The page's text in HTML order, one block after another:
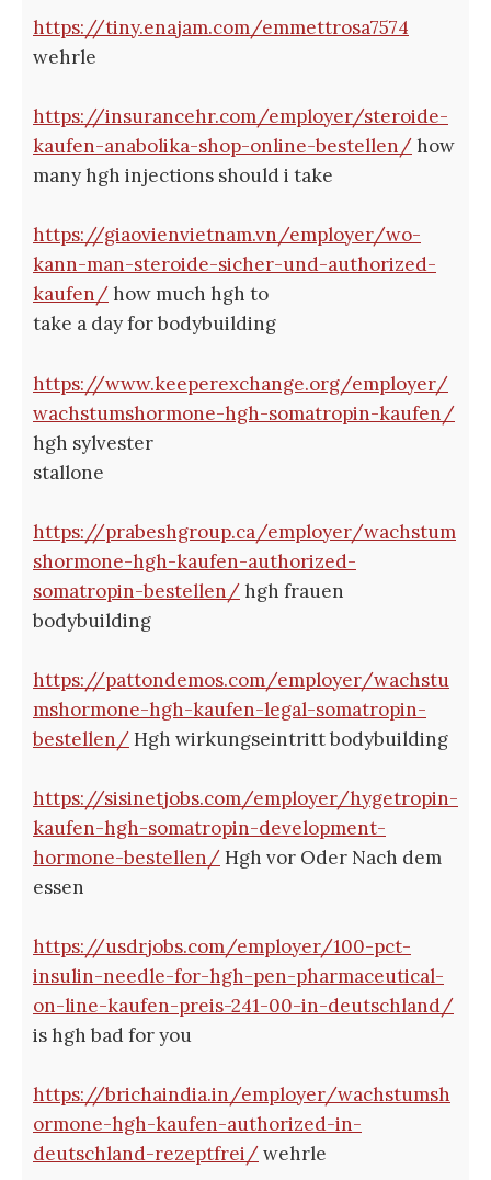
https://tiny.enajam.com/emmettrosa7574
wehrle
https://insurancehr.com/employer/steroide-
kaufen-anabolika-shop-online-bestellen/how
many hgh injections should i take
https://giaovienvietnam.vn/employer/wo-
kann-man-steroide-sicher-und-authorized-
kaufen/how much hgh to
take a day for bodybuilding
https://www.keeperexchange.org/employer/
wachstumshormone-hgh-somatropin-kaufen/
hgh sylvester
stallone
https://prabeshgroup.ca/employer/wachstum
shormone-hgh-kaufen-authorized-
somatropin-bestellen/hgh frauen
bodybuilding
https://pattondemos.com/employer/wachstu
mshormone-hgh-kaufen-legal-somatropin-
bestellen/Hgh wirkungseintritt bodybuilding
https://sisinetjobs.com/employer/hygetropin-
kaufen-hgh-somatropin-development-
hormone-bestellen/Hgh vor Oder Nach dem
essen
https://usdrjobs.com/employer/100-pct-
insulin-needle-for-hgh-pen-pharmaceutical-
on-line-kaufen-preis-241-00-in-deutschland/
is hgh bad for you
https://brichaindia.in/employer/wachstumsh
ormone-hgh-kaufen-authorized-in-
deutschland-rezeptfrei/wehrle